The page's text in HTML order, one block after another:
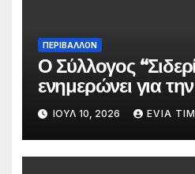
ΠΕΡΙΒΑΛΛΟΝ
Ο Σύλλογος
ενημερώνει για
προσωπικών
ΙΟΎΛ 10, 2026 EVIA